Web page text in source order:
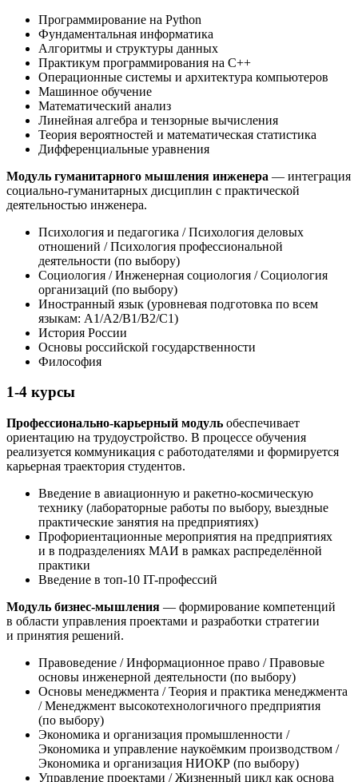
Программирование на Python
Фундаментальная информатика
Алгоритмы и структуры данных
Практикум программирования на С++
Операционные системы и архитектура компьютеров
Машинное обучение
Математический анализ
Линейная алгебра и тензорные вычисления
Теория вероятностей и математическая статистика
Дифференциальные уравнения
Модуль гуманитарного мышления инженера — интеграция
социально-гуманитарных дисциплин с практической
деятельностью инженера.
Психология и педагогика / Психология деловых
отношений / Психология профессиональной
деятельности (по выбору)
Социология / Инженерная социология / Социология
организаций (по выбору)
Иностранный язык (уровневая подготовка по всем
языкам: A1/A2/B1/B2/C1)
История России
Основы российской государственности
Философия
1-4 курсы
Профессионально-карьерный модуль обеспечивает
ориентацию на трудоустройство. В процессе обучения
реализуется коммуникация с работодателями и формируется
карьерная траектория студентов.
Введение в авиационную и ракетно-космическую
технику (лабораторные работы по выбору, выездные
практические занятия на предприятиях)
Профориентационные мероприятия на предприятиях
и в подразделениях МАИ в рамках распределённой
практики
Введение в топ-10 IT-профессий
Модуль бизнес-мышления — формирование компетенций
в области управления проектами и разработки стратегии
и принятия решений.
Правоведение / Информационное право / Правовые
основы инженерной деятельности (по выбору)
Основы менеджмента / Теория и практика менеджмента
/ Менеджмент высокотехнологичного предприятия
(по выбору)
Экономика и организация промышленности /
Экономика и управление наукоёмким производством /
Экономика и организация НИОКР (по выбору)
Управление проектами / Жизненный цикл как основа